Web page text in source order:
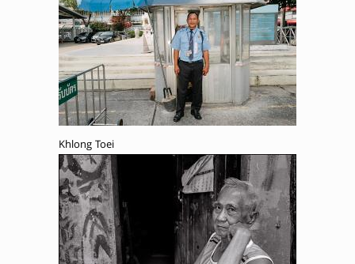
Khlong Toei